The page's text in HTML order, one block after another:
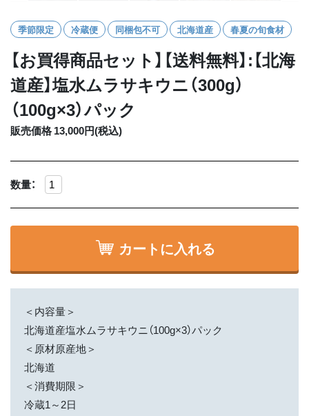
季節限定 冷蔵便 同梱包不可 北海道産 春夏の旬食材
【お買得商品セット】【送料無料】:【北海
道産】塩水ムラサキウニ（300g）
（100g×3）パック
販売価格 13,000円(税込)
数量：
カートに入れる
＜内容量＞
北海道産塩水ムラサキウニ（100g×3）パック
＜原材原産地＞
北海道
＜消費期限＞
冷蔵1～2日